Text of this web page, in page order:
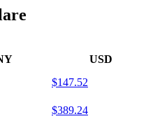
USD
$147.52
$389.24